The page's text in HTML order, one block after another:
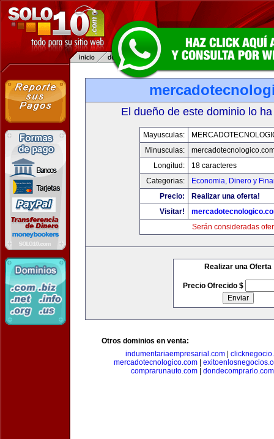
El dueño de este dominio lo
Mayusculas:
Minusculas:
Longitud:
18 caracteres
Categorias:
Economia, Dinero y
Precio:
Realizar una oferta!
Visitar!
Serán consideradas
Realizar una Oferta
Precio Ofrecido $
Otros dominios en venta:
indumentariaempresarial.com
mercadotecnologico.com
comprarunauto.com| dondecomprarlo.com